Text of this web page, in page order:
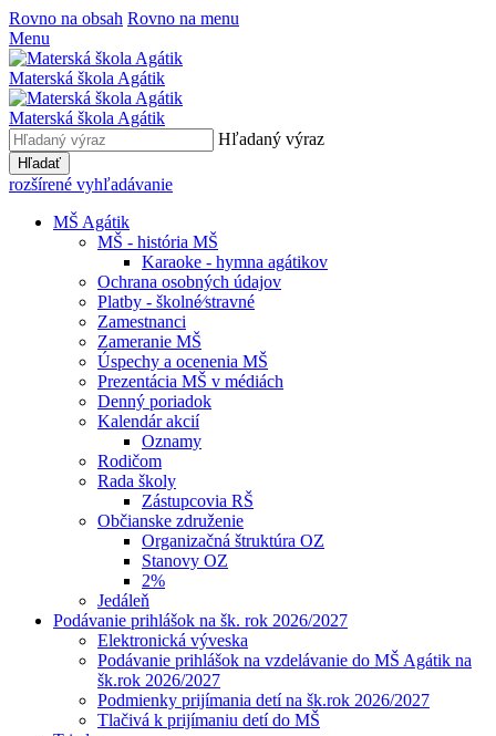
Rovno na obsah Rovno na menu
Menu
Materská škola Agátik
Materská škola Agátik
Hľadaný výraz
Hľadať
rozšírené vyhľadávanie
MŠ Agátik
MŠ - história MŠ
Karaoke - hymna agátikov
Ochrana osobných údajov
Platby - školné⁄stravné
Zamestnanci
Zameranie MŠ
Úspechy a ocenenia MŠ
Prezentácia MŠ v médiách
Denný poriadok
Kalendár akcií
Oznamy
Rodičom
Rada školy
Zástupcovia RŠ
Občianske združenie
Organizačná štruktúra OZ
Stanovy OZ
2%
Jedáleň
Podávanie prihlášok na šk. rok 2026/2027
Elektronická výveska
Podávanie prihlášok na vzdelávanie do MŠ Agátik na
šk.rok 2026/2027
Podmienky prijímania detí na šk.rok 2026/2027
Tlačivá k prijímaniu detí do MŠ